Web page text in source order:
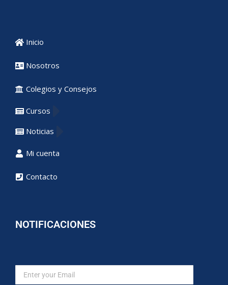
Inicio
Nosotros
Colegios y Consejos
Cursos
Noticias
Mi cuenta
Contacto
NOTIFICACIONES